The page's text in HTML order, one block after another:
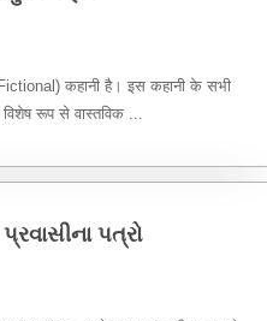
कहानी है। इस कहानी के सभी
विशेष रूप से वास्तविक ...
પત્રો